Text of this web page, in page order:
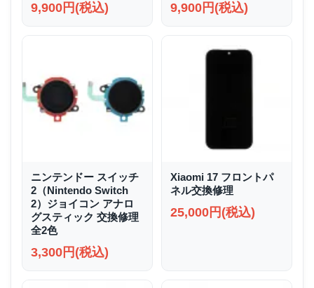
9,900円(税込) 9,900円(税込)
ニンテンドー スイッチ
2（Nintendo Switch
2）ジョイコン アナロ
グスティック 交換修理
全2色
3,300円(税込)
Xiaomi 17 フロントパ
ネル交換修理
25,000円(税込)